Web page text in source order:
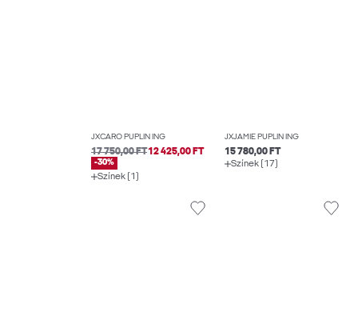
JXCARO PUPLIN ING
17 750,00 FT12 425,00 FT
-30%
Színek (1)
JXJAMIE PUPLIN ING
15 780,00 FT
Színek (17)